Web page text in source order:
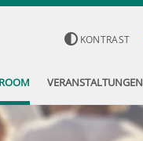
KONTRAST
VERANSTALTUNGEN